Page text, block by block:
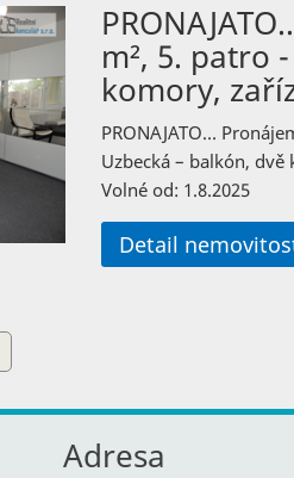
m², 5. patro
komory,
PRONAJATO…
Uzbecká – balkón,
Volné od: 1.8.2025
Detail
Adresa